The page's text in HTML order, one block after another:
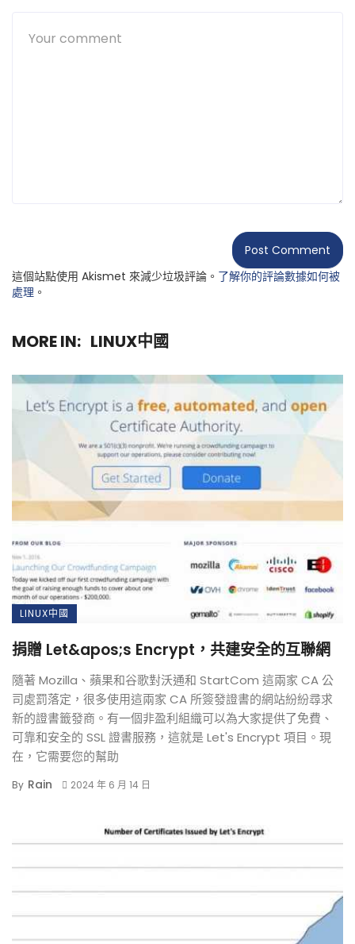
這個站點使用 Akismet 來減少垃圾評論。 了解你的評論數據如何被
處理 。
MORE IN: LINUX中國
LINUX中國
捐贈 Let&apos;s Encrypt，共建安全的互聯網
隨著 Mozilla、蘋果和谷歌對沃通和 StartCom 這兩家 CA 公
司處罰落定，很多使用這兩家 CA 所簽發證書的網站紛紛尋求
新的證書籤發商。有一個非盈利組織可以為大家提供了免費、
可靠和安全的 SSL 證書服務，這就是 Let's Encrypt 項目。現
在，它需要您的幫助
By Rain 2024 年 6 月 14 日